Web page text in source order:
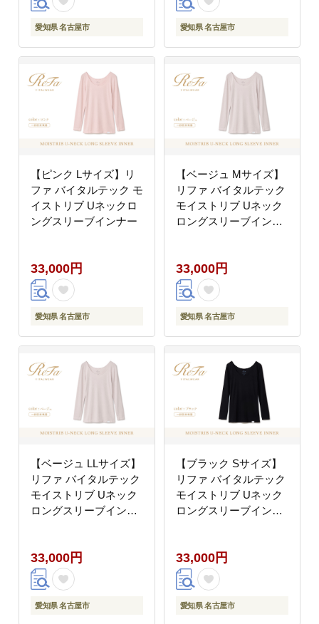
愛知県 名古屋市 愛知県 名古屋市
【ピンク Lサイズ】リ
ファ バイタルテック モ
イストリブ Uネックロ
ングスリーブインナー
33,000円
愛知県 名古屋市
【ベージュ Mサイズ】
リファ バイタルテック
モイストリブ Uネック
ロングスリーブインナ
33,000円
愛知県 名古屋市
【ベージュ LLサイズ】
リファ バイタルテック
モイストリブ Uネック
ロングスリーブインナ
33,000円
愛知県 名古屋市
【ブラック Sサイズ】
リファ バイタルテック
モイストリブ Uネック
ロングスリーブインナ
33,000円
愛知県 名古屋市